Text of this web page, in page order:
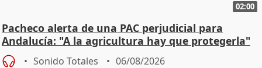
02:00
Pacheco alerta de una PAC perjudicial para
Andalucía: "A la agricultura hay que protegerla"
Sonido Totales 06/08/2026